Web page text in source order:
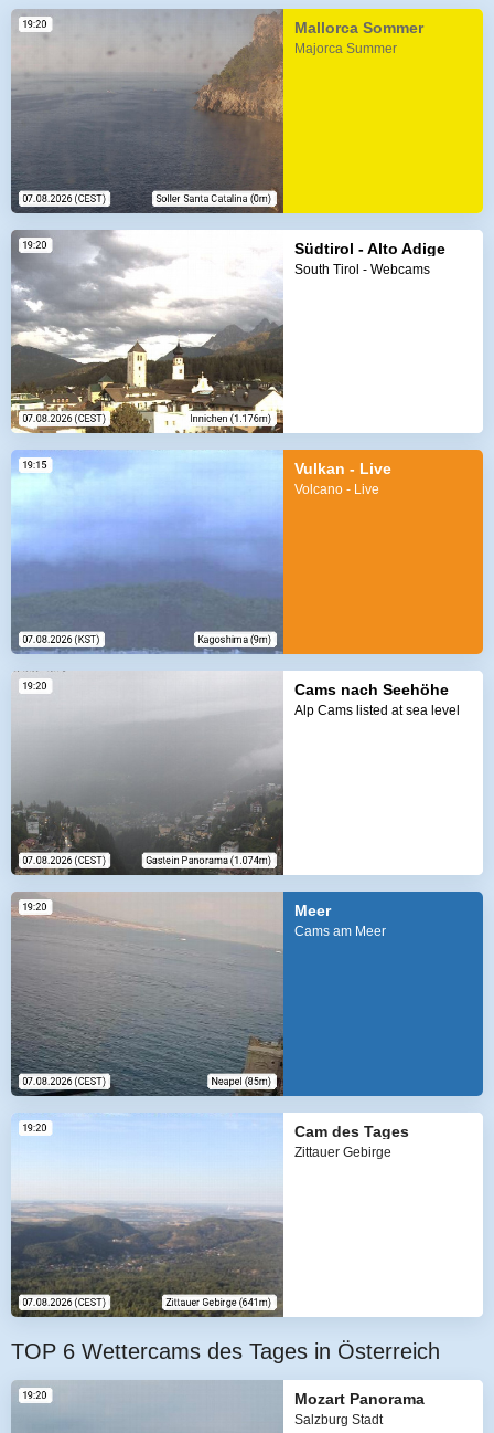
Mallorca Sommer
Majorca Summer
Südtirol - Alto Adige
South Tirol - Webcams
Vulkan - Live
Volcano - Live
Cams nach Seehöhe
Alp Cams listed at sea level
Meer
Cams am Meer
Cam des Tages
Zittauer Gebirge
TOP 6 Wettercams des Tages in Österreich
Mozart Panorama
Salzburg Stadt